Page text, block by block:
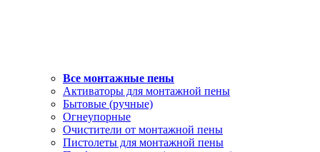
Все монтажные пены
Активаторы для монтажной пены
Бытовые (ручные)
Огнеупорные
Очистители от монтажной пены
Пистолеты для монтажной пены